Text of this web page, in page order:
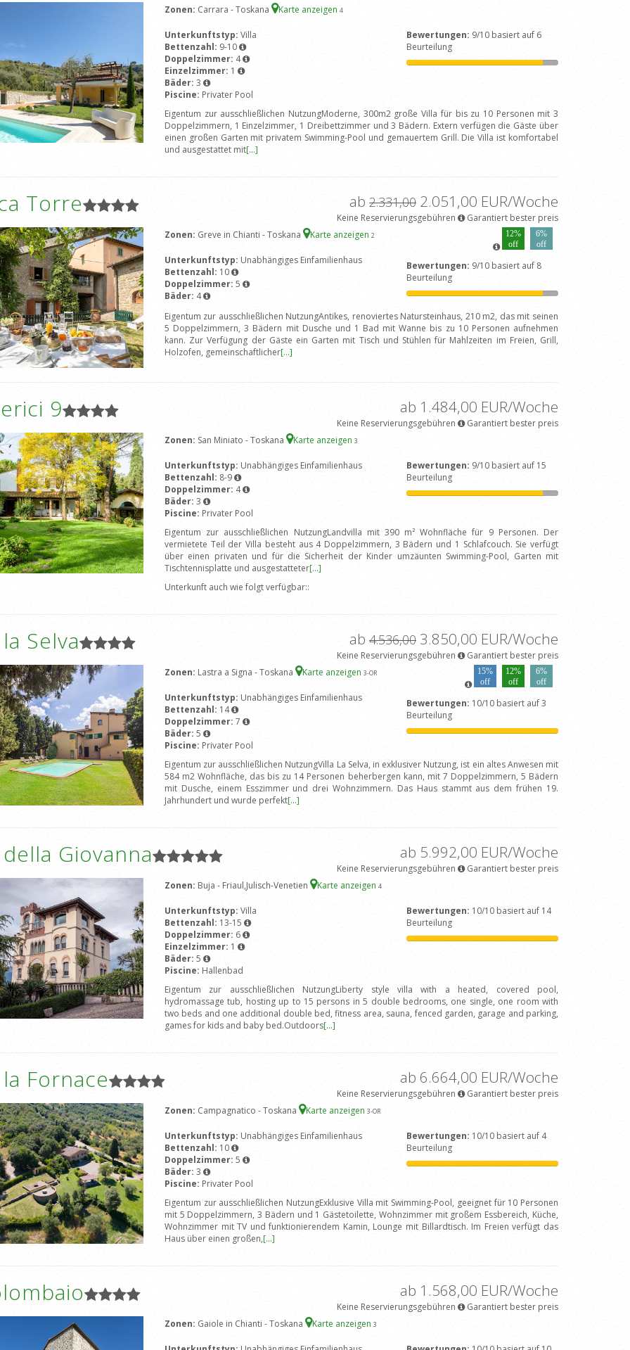
Zonen: Carrara - Toskana Karte anzeigen 4
Unterkunftstyp: Villa
Bettenzahl: 9-10
Doppelzimmer: 4
Einzelzimmer: 1
Bäder: 3
Piscine: Privater Pool
Bewertungen: 9/10 basiert auf 6
Beurteilung
Eigentum zur ausschließlichen NutzungModerne, 300m2 große Villa für bis zu 10 Personen mit 3
Doppelzimmern, 1 Einzelzimmer, 1 Dreibettzimmer und 3 Bädern. Extern verfügen die Gäste über
einen großen Garten mit privatem Swimming-Pool und gemauertem Grill. Die Villa ist komfortabel
und ausgestattet mit[...]
Torre ab 2.331,00 2.051,00 EUR/Woche
Keine Reservierungsgebühren
Garantiert bester preis
Zonen: Greve in Chianti - Toskana Karte anzeigen 2
12%
off
6%
off
Unterkunftstyp: Unabhängiges Einfamilienhaus
Bettenzahl: 10
Doppelzimmer: 5
Bäder: 4
Bewertungen: 9/10 basiert auf 8
Beurteilung
Eigentum zur ausschließlichen NutzungAntikes, renoviertes Natursteinhaus, 210 m2, das mit seinen
5 Doppelzimmern, 3 Bädern mit Dusche und 1 Bad mit Wanne bis zu 10 Personen aufnehmen
kann. Zur Verfügung der Gäste ein Garten mit Tisch und Stühlen für Mahlzeiten im Freien, Grill,
Holzofen, gemeinschaftlicher[...]
9 ab 1.484,00 EUR/Woche
Keine Reservierungsgebühren
Garantiert bester preis
Zonen: San Miniato - Toskana Karte anzeigen 3
Unterkunftstyp: Unabhängiges Einfamilienhaus
Bettenzahl: 8-9
Doppelzimmer: 4
Bäder: 3
Piscine: Privater Pool
Bewertungen: 9/10 basiert auf 15
Beurteilung
Eigentum zur ausschließlichen NutzungLandvilla mit 390 m² Wohnfläche für 9 Personen. Der
vermietete Teil der Villa besteht aus 4 Doppelzimmern, 3 Bädern und 1 Schlafcouch. Sie verfügt
über einen privaten und für die Sicherheit der Kinder umzäunten Swimming-Pool, Garten mit
Tischtennisplatte und ausgestatteter[...]
Unterkunft auch wie folgt verfügbar::
Selva ab 4.536,00 3.850,00 EUR/Woche
Keine Reservierungsgebühren
Garantiert bester preis
Zonen: Lastra a Signa - Toskana Karte anzeigen 3-OR
15%
off
12%
off
6%
off
Unterkunftstyp: Unabhängiges Einfamilienhaus
Bettenzahl: 14
Doppelzimmer: 7
Bäder: 5
Piscine: Privater Pool
Bewertungen: 10/10 basiert auf 3
Beurteilung
Eigentum zur ausschließlichen NutzungVilla La Selva, in exklusiver Nutzung, ist ein altes Anwesen mit
584 m2 Wohnfläche, das bis zu 14 Personen beherbergen kann, mit 7 Doppelzimmern, 5 Bädern
mit Dusche, einem Esszimmer und drei Wohnzimmern. Das Haus stammt aus dem frühen 19.
Jahrhundert und wurde perfekt[...]
Giovanna ab 5.992,00 EUR/Woche
Keine Reservierungsgebühren
Garantiert bester preis
Zonen: Buja - Friaul,Julisch-Venetien Karte anzeigen 4
Unterkunftstyp: Villa
Bettenzahl: 13-15
Doppelzimmer: 6
Einzelzimmer: 1
Bäder: 5
Piscine: Hallenbad
Bewertungen: 10/10 basiert auf 14
Beurteilung
Eigentum zur ausschließlichen NutzungLiberty style villa with a heated, covered pool,
hydromassage tub, hosting up to 15 persons in 5 double bedrooms, one single, one room with
two beds and one additional double bed, fitness area, sauna, fenced garden, garage and parking,
games for kids and baby bed.Outdoors[...]
Fornace ab 6.664,00 EUR/Woche
Keine Reservierungsgebühren
Garantiert bester preis
Zonen: Campagnatico - Toskana Karte anzeigen 3-OR
Unterkunftstyp: Unabhängiges Einfamilienhaus
Bettenzahl: 10
Doppelzimmer: 5
Bäder: 3
Piscine: Privater Pool
Bewertungen: 10/10 basiert auf 4
Beurteilung
Eigentum zur ausschließlichen NutzungExklusive Villa mit Swimming-Pool, geeignet für 10 Personen
mit 5 Doppelzimmern, 3 Bädern und 1 Gästetoilette, Wohnzimmer mit großem Essbereich, Küche,
Wohnzimmer mit TV und funktionierendem Kamin, Lounge mit Billardtisch. Im Freien verfügt das
Haus über einen großen,[...]
ab 1.568,00 EUR/Woche
Keine Reservierungsgebühren
Garantiert bester preis
Zonen: Gaiole in Chianti - Toskana Karte anzeigen 3